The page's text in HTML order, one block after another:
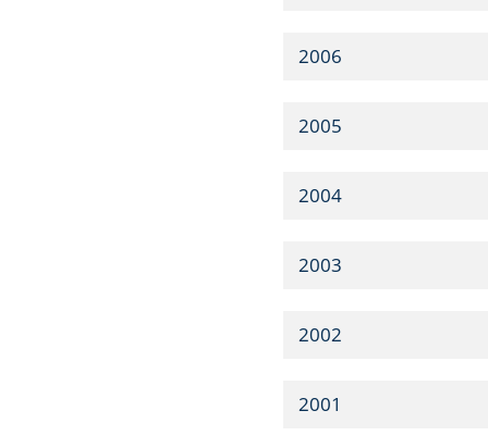
2006
2005
2004
2003
2002
2001